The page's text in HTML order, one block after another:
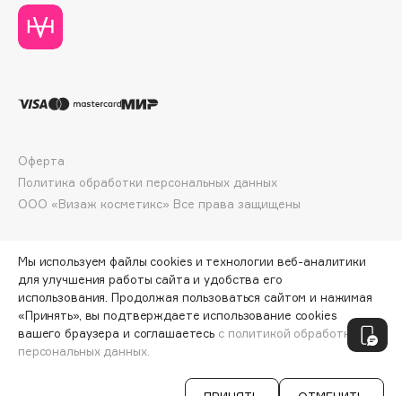
Deonica
Dessange
Dolce & Gabbana
Dorco
DP Daily Perfection
Dr. Vranjes Firenze
Dr.Ceuracle
Dr.Jart+
DSD de Luxe
Dyson
ПО ЗОЛОТОЙ КАРТЕ:477 ₽
ДОБАВИТЬ В КОРЗИНУ 530 ₽
ООО «Визаж косметикс» Все права защищены
Оферта
Политика обработки персональных данных
Мы используем файлы cookies и технологии веб-аналитики
для улучшения работы сайта и удобства его
использования. Продолжая пользоваться сайтом и нажимая
«Принять», вы подтверждаете использование cookies
вашего браузера и соглашаетесь с политикой обработки
персональных данных.